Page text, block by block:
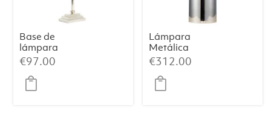
Base de
lámpara
12×7,5×45 cm
KOTA níquel
€97.00
Lámpara
Metálica
Cromada –
38×50 cm
€312.00